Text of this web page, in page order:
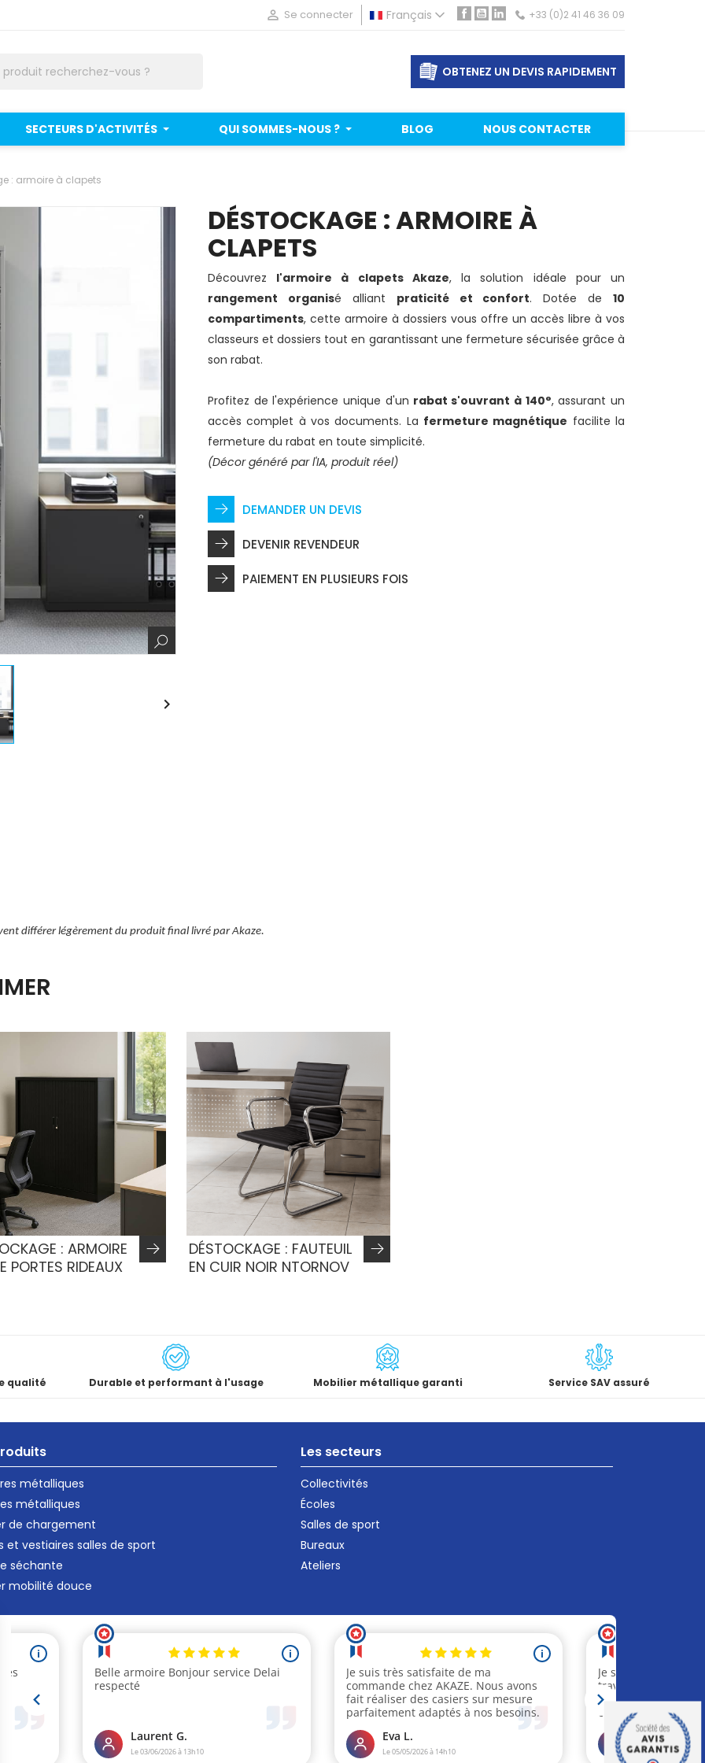
 Se connecter Français Facebook
YouTube
LinkedIn+33 (0)2 41 46 36 09
OBTENEZ UN DEVIS RAPIDEMENT
SECTEURS D'ACTIVITÉS QUI SOMMES-NOUS ? BLOG NOUS CONTACTER
: armoire à clapets

DÉSTOCKAGE : ARMOIRE À
CLAPETS
Découvrez l'armoire à clapets Akaze, la solution idéale pour un
rangement organisé alliant praticité et confort. Dotée de 10
compartiments, cette armoire à dossiers vous offre un accès libre à vos
classeurs et dossiers tout en garantissant une fermeture sécurisée grâce à
son rabat.
Profitez de l'expérience unique d'un rabat s'ouvrant à 140°, assurant un
accès complet à vos documents. La fermeture magnétique facilite la
fermeture du rabat en toute simplicité.
(Décor généré par l'IA, produit réel)
DEMANDER UN DEVIS
DEVENIR REVENDEUR
PAIEMENT EN PLUSIEURS FOIS
différer légèrement du produit final livré par Akaze.
: ARMOIRE
PORTES RIDEAUX
DÉSTOCKAGE : FAUTEUIL
EN CUIR NOIR NTORNOV
qualité Durable et performant à l'usage Mobilier métallique garanti Service SAV assuré
métalliques
métalliques
de chargement
et vestiaires salles de sport
séchante
mobilité douce
Les secteurs
Collectivités
Écoles
Salles de sport
Bureaux
Ateliers